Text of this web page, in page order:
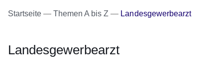
Startseite Themen A bis Z Landesgewerbearzt
Landesgewerbearzt